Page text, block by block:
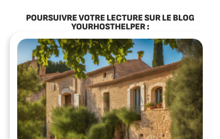
POURSUIVRE VOTRE LECTURE SUR LE BLOG
YOURHOSTHELPER :